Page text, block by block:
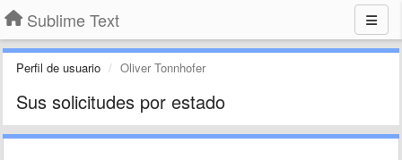
Sublime Text
Perfil de usuario Oliver Tonnhofer
Sus solicitudes por estado